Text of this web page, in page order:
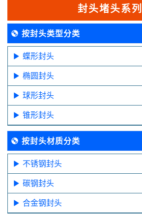
封头堵头系列
按封头类型分类
蝶形封头
椭圆封头
球形封头
锥形封头
按封头材质分类
不锈钢封头
碳钢封头
合金钢封头